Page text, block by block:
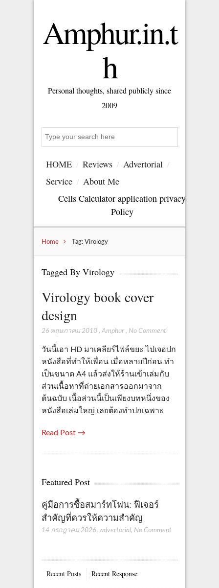
Amphur.in.t
h
Personal thoughts, shared publicly since
2009
HOME Reviews
Advertorial
Service
About Me
Cells Calculator application privacy
Policy
Home Tag: Virology
Tagged By Virology
Virology book cover
design
26 พฤษภาคม 2010, Amphur, No Comment
วันนี้เอา HD มาเคลียร์ไฟล์ขยะ ไปเจอปก
หนังสือที่ทำให้เพื่อน เมื่อหลายปีก่อน ทำ
เป็นขนาด A4 แล้วส่งให้ร้านเข้าเล่มกับ
ส่วนเนื้อหาที่ถ่ายเอกสารออกมาจาก
ต้นฉบับ เนื้อส่วนนี้เป็นเพียงบทหนึ่งของ
หนังสือเล่มใหญ่ เลยต้องทำปกเฉพาะ
Read Post →
Featured Post
คู่มือการซื้อสมาร์ทโฟน: ฟีเจอร์
สำคัญที่ควรให้ความสำคัญ
14 กรกฎาคม 2026 , advertorial, No Comment
Recent Posts Recent Response